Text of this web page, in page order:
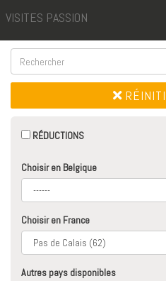
VISITES PASSION
RÉDUCTIONS
Choisir en Belgique
Choisir en France
Autres pays disponibles